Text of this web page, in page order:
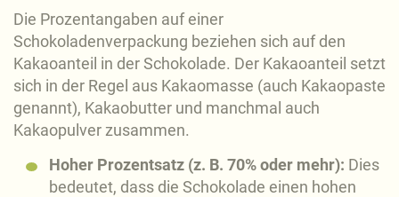
Die Prozentangaben auf einer
Schokoladenverpackung beziehen sich auf den
Kakaoanteil in der Schokolade. Der Kakaoanteil setzt
sich in der Regel aus Kakaomasse (auch Kakaopaste
genannt), Kakaobutter und manchmal auch
Kakaopulver zusammen.
Hoher Prozentsatz (z. B. 70% oder mehr): Dies
bedeutet, dass die Schokolade einen hohen